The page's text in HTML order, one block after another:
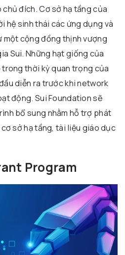
chủ đích. Cơ sở hạ tầng của
hệ sinh thái các ứng dụng và
một cộng đồng thịnh vượng
Sui. Những hạt giống của
thời kỳ quan trọng của
diễn ra trước khi network
động. Sui Foundation sẽ
bổ sung nhằm hỗ trợ phát
sở hạ tầng, tài liệu giáo dục
Program